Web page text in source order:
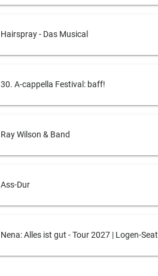
Hairspray - Das Musical
30. A-cappella Festival: baff!
Ray Wilson & Band
Ass-Dur
Nena: Alles ist gut - Tour 2027 | Logen-Seat